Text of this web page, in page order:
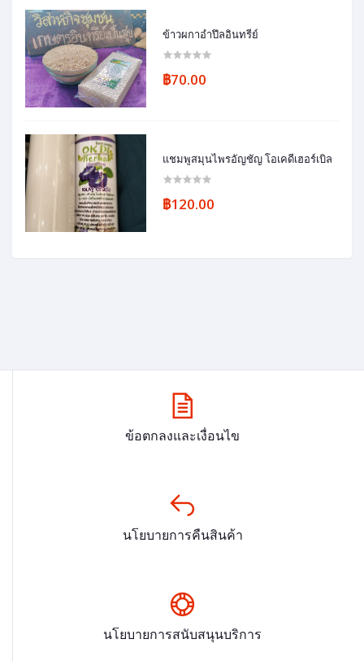
ข้าวผกาอำปึลอินทรีย์
฿70.00
แชมพูสมุนไพรอัญชัญ โอเคดีเฮอร์เบิล
฿120.00
ข้อตกลงและเงื่อนไข
นโยบายการคืนสินค้า
นโยบายการสนับสนุนบริการ